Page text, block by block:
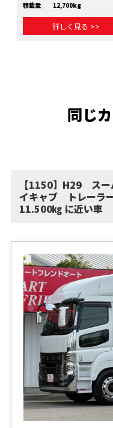
積載量
12,700kg
詳しく見る >>
同じ
【1150】H29 ス
イキャブ トレーラ
11.500㎏ に近い車